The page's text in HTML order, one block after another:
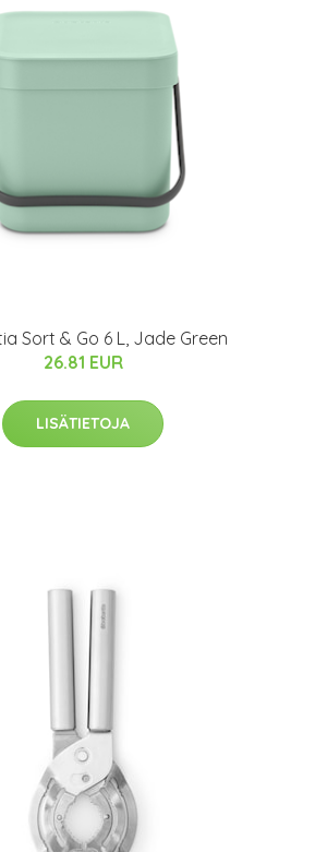
Sort & Go 6 L, Jade Green
26.81 EUR
LISÄTIETOJA